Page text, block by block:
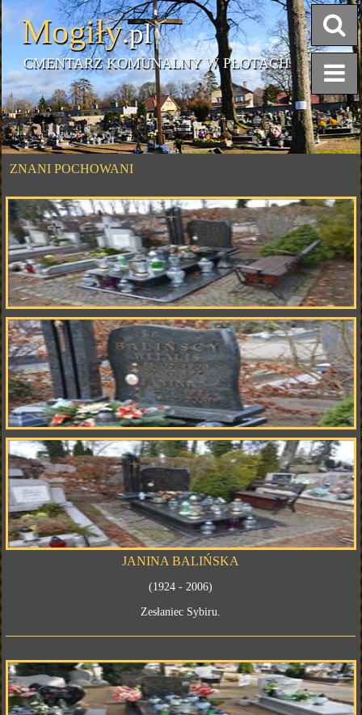
Mogiły.pl
CMENTARZ KOMUNALNY W PŁOTACH
ZNANI POCHOWANI
JANINA BALIŃSKA
(1924 - 2006)
Zesłaniec Sybiru.